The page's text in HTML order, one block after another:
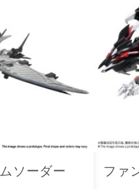
ソーダー ファ